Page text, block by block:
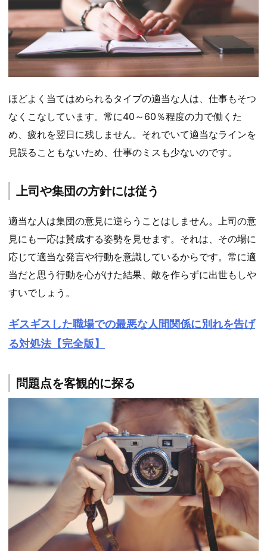
ほどよく当てはめられるタイプの適当な人は、仕事もそつ
なくこなしています。常に40～60％程度の力で働くた
め、疲れを翌日に残しません。それでいて適当なラインを
見誤ることもないため、仕事のミスも少ないのです。
上司や集団の方針には従う
適当な人は集団の意見に逆らうことはしません。上司の意
見にも一応は賛成する姿勢を見せます。それは、その場に
応じて適当な発言や行動を意識しているからです。常に適
当だと思う行動を心がけた結果、敵を作らずに出世もしや
すいでしょう。
ギスギスした職場での最悪な人間関係に別れを告げ
る対処法【完全版】
問題点を客観的に探る